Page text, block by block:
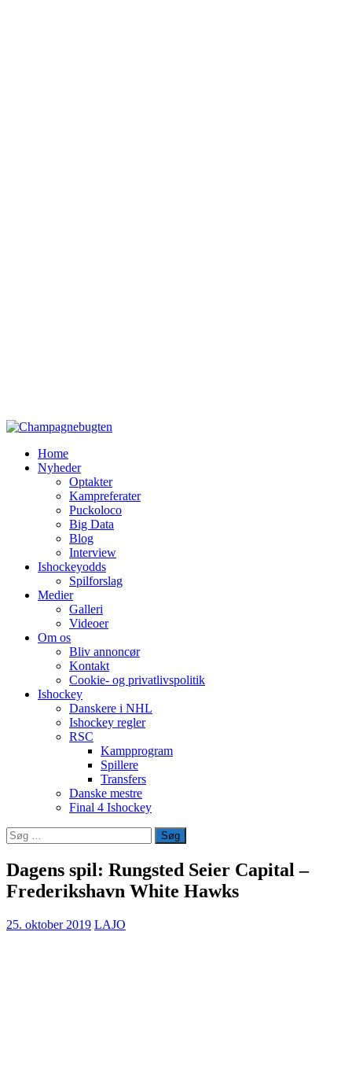
Home
Nyheder
Optakter
Kampreferater
Puckoloco
Big Data
Blog
Interview
Ishockeyodds
Spilforslag
Medier
Galleri
Videoer
Om os
Bliv annoncør
Kontakt
Cookie- og privatlivspolitik
Ishockey
Danskere i NHL
Ishockey regler
RSC
Kampprogram
Spillere
Transfers
Danske mestre
Final 4 Ishockey
Søg
efter:
Dagens spil: Rungsted Seier Capital –
Frederikshavn White Hawks
25. oktober 2019 LAJO